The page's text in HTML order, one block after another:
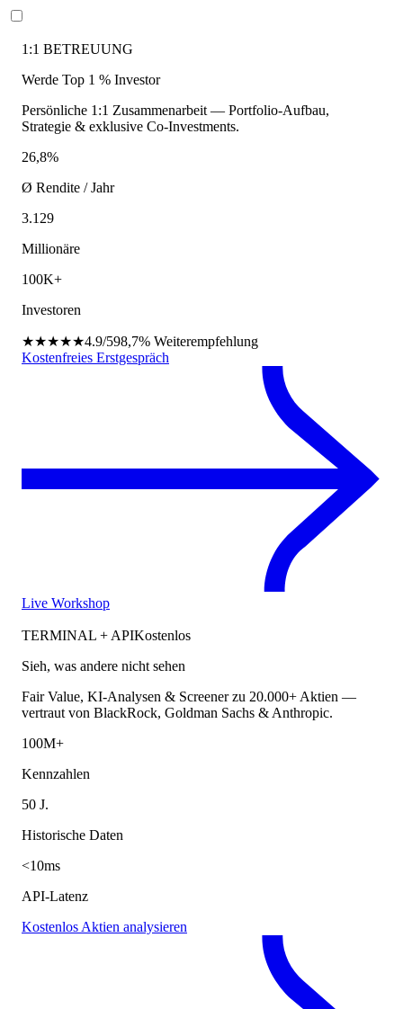
1:1 BETREUUNG
Werde Top 1 % Investor
Persönliche 1:1 Zusammenarbeit — Portfolio-Aufbau,
Strategie & exklusive Co-Investments.
26,8%
Ø Rendite / Jahr
3.129
Millionäre
100K+
Investoren
★★★★★4.9/598,7% Weiterempfehlung
Kostenfreies Erstgespräch
Live Workshop
TERMINAL + APIKostenlos
Sieh, was andere nicht sehen
Fair Value, KI-Analysen & Screener zu 20.000+ Aktien —
vertraut von BlackRock, Goldman Sachs & Anthropic.
100M+
Kennzahlen
50 J.
Historische Daten
<10ms
API-Latenz
Kostenlos Aktien analysieren